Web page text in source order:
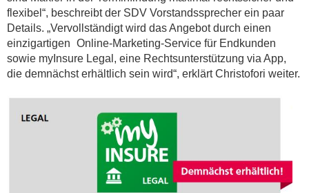
flexibel“, beschreibt der SDV Vorstandssprecher ein paar
Details. „Vervollständigt wird das Angebot durch einen
einzigartigen Online-Marketing-Service für Endkunden
sowie myInsure Legal, eine Rechtsunterstützung via App,
die demnächst erhältlich sein wird“, erklärt Christofori weiter.